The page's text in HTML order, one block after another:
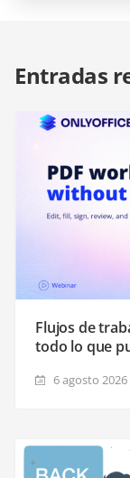
Entradas
Flujos de
todo lo que
6 agosto 2026